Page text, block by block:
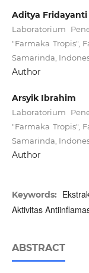
Aditya Fridayanti
Laboratorium
"Farmaka Tropis",
Samarinda,
Author
Arsyik Ibrahim
Laboratorium
"Farmaka Tropis",
Samarinda,
Author
Keywords:
Aktivitas
ABSTRACT